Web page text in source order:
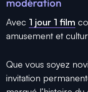
Avec 1 jour 1 film
amusement et
Que vous soyez
invitation